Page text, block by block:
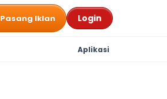
Pasang Iklan Login
Aplikasi